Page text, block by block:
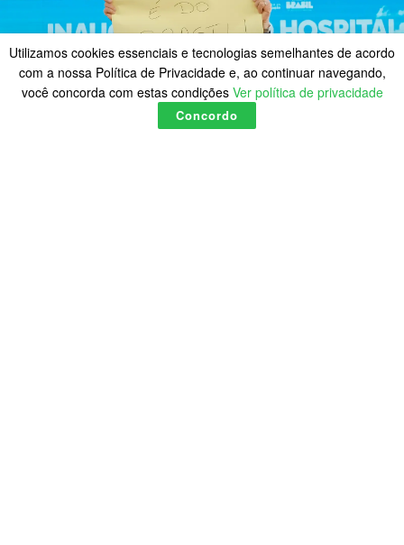
Utilizamos cookies essenciais e tecnologias semelhantes de acordo
com a nossa Política de Privacidade e, ao continuar navegando,
você concorda com estas condições Ver política de privacidade
Concordo